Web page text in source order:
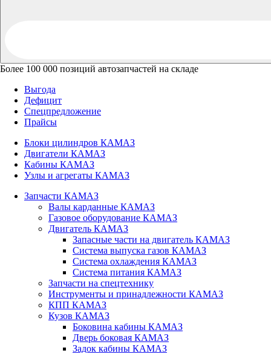
Более 100 000 позиций автозапчастей на складе
Выгода
Дефицит
Спецпредложение
Прайсы
Блоки цилиндров КАМАЗ
Двигатели КАМАЗ
Кабины КАМАЗ
Узлы и агрегаты КАМАЗ
Запчасти КАМАЗ
Валы карданные КАМАЗ
Газовое оборудование КАМАЗ
Двигатель КАМАЗ
Запасные части на двигатель КАМАЗ
Система выпуска газов КАМАЗ
Система охлаждения КАМАЗ
Система питания КАМАЗ
Запчасти на спецтехнику
Инструменты и принадлежности КАМАЗ
КПП КАМАЗ
Кузов КАМАЗ
Боковина кабины КАМАЗ
Дверь боковая КАМАЗ
Задок кабины КАМАЗ